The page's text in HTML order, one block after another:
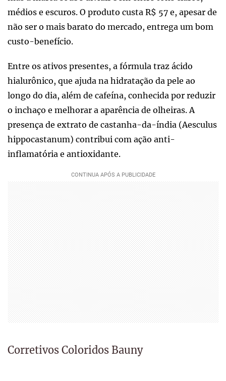
médios e escuros. O produto custa R$ 57 e, apesar de
não ser o mais barato do mercado, entrega um bom
custo-benefício.
Entre os ativos presentes, a fórmula traz ácido
hialurônico, que ajuda na hidratação da pele ao
longo do dia, além de cafeína, conhecida por reduzir
o inchaço e melhorar a aparência de olheiras. A
presença de extrato de castanha-da-índia (Aesculus
hippocastanum) contribui com ação anti-
inflamatória e antioxidante.
Corretivos Coloridos Bauny